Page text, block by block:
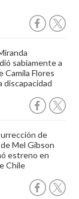
sabiamente a
Camila Flores
discapacidad
de
Mel Gibson
estreno en
Chile